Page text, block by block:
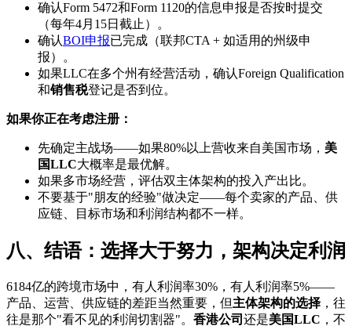
确认Form 5472和Form 1120的信息申报是否按时提交
（每年4月15日截止）。
确认BOI申报已完成（联邦CTA + 如适用的州级申
报）。
如果LLC在多个州有经营活动，确认Foreign Qualification
和销售税登记是否到位。
如果你正在考虑注册：
先确定主战场——如果80%以上营收来自美国市场， 美
国LLC大概率是最优解。
如果多市场经营，评估双主体架构的投入产出比。
不要基于"朋友的经验"做决定——每个卖家的产品、供
应链、目标市场和利润结构都不一样。
八、结语：选择大于努力，架构决定利润
6184亿的跨境市场中，有人利润率30%，有人利润率5%——
产品、运营、供应链的差距当然重要，但主体架构的选择 ，往
往是那个"看不见的利润切割器"。 香港公司 还是美国LLC ，不